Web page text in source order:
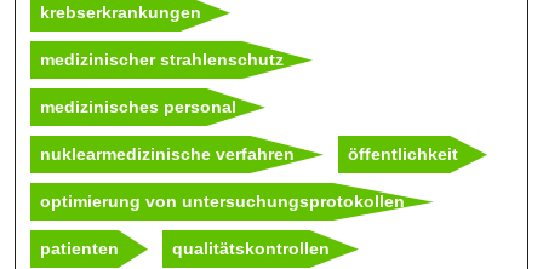
krebserkrankungen
medizinischer strahlenschutz
medizinisches personal
nuklearmedizinische verfahren öffentlichkeit
optimierung von untersuchungsprotokollen
patienten qualitätskontrollen